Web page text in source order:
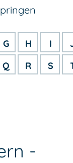
G H I
Q R S
-